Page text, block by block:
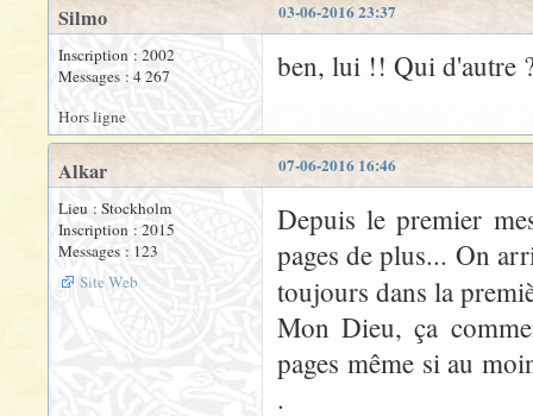
03-06-2016 23:37
Silmo
Inscription : 2002
Messages : 4 267
ben, lui !! Qui
Hors ligne
07-06-2016 16:46
Alkar
Lieu : Stockholm
Inscription : 2015
Messages : 123
Site Web
Depuis le premier
pages de plus... On
toujours dans la
Mon Dieu, ça
pages même si au
.